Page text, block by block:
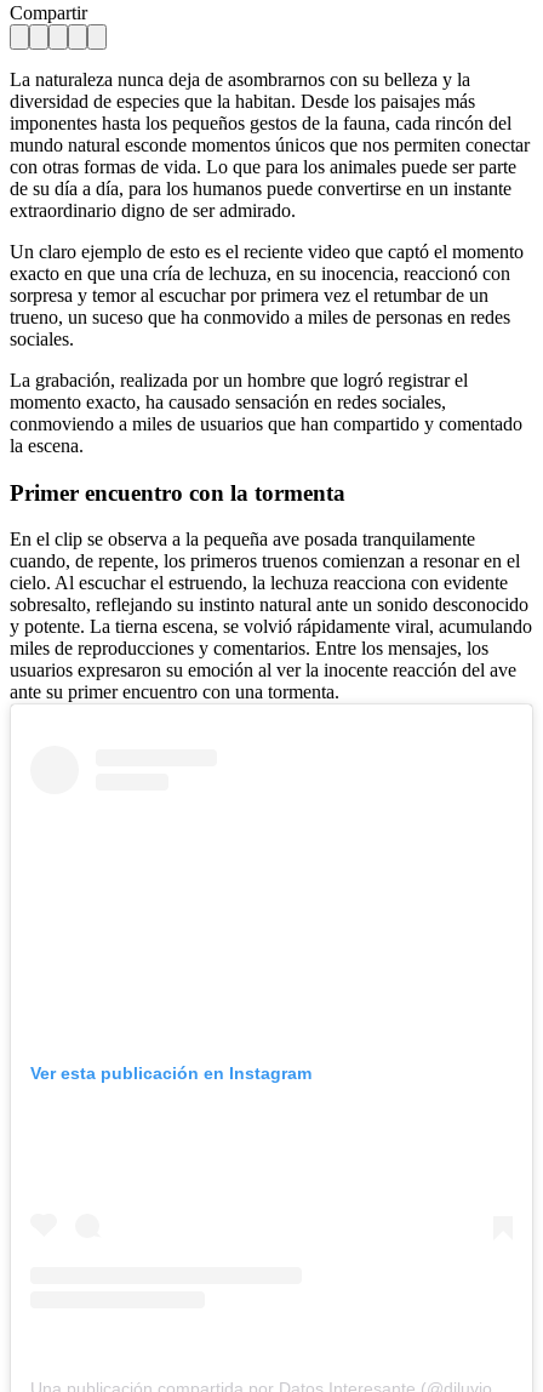
Compartir
La naturaleza nunca deja de asombrarnos con su belleza y la
diversidad de especies que la habitan. Desde los paisajes más
imponentes hasta los pequeños gestos de la fauna, cada rincón del
mundo natural esconde momentos únicos que nos permiten conectar
con otras formas de vida. Lo que para los animales puede ser parte
de su día a día, para los humanos puede convertirse en un instante
extraordinario digno de ser admirado.
Un claro ejemplo de esto es el reciente video que captó el momento
exacto en que una cría de lechuza, en su inocencia, reaccionó con
sorpresa y temor al escuchar por primera vez el retumbar de un
trueno, un suceso que ha conmovido a miles de personas en redes
sociales.
La grabación, realizada por un hombre que logró registrar el
momento exacto, ha causado sensación en redes sociales,
conmoviendo a miles de usuarios que han compartido y comentado
la escena.
Primer encuentro con la tormenta
En el clip se observa a la pequeña ave posada tranquilamente
cuando, de repente, los primeros truenos comienzan a resonar en el
cielo. Al escuchar el estruendo, la lechuza reacciona con evidente
sobresalto, reflejando su instinto natural ante un sonido desconocido
y potente. La tierna escena, se volvió rápidamente viral, acumulando
miles de reproducciones y comentarios. Entre los mensajes, los
usuarios expresaron su emoción al ver la inocente reacción del ave
ante su primer encuentro con una tormenta.
Ver esta publicación en Instagram